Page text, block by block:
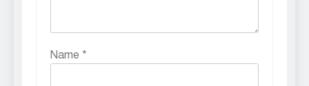
Name *